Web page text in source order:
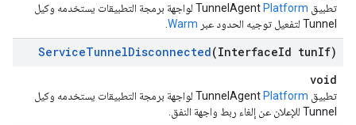
تطبيق TunnelAgent Platform
لواجهة برمجة التطبيقات يستخدمه وكيل
Tunnel لتفعيل توجيه الحدود عبر
Warm
ServiceTunnelDisconnected(InterfaceId tunIf)
void
تطبيق TunnelAgent Platform
لواجهة برمجة التطبيقات يستخدمه وكيل
Tunnel للإعلان عن إلغاء ربط واجهة النفق.